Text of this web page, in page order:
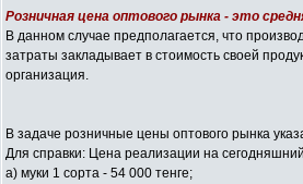
Розничная цена оптового рынка - это
В данном случае предполагается, что
затраты закладывает в стоимость своей
организация.
В задаче розничные цены оптового рынка
Для справки: Цена реализации на
а) муки 1 сорта - 54 000 тенге;